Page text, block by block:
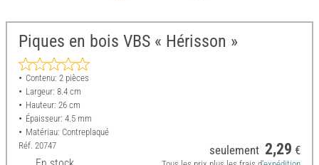
Piques en bois VBS « Hérisson »
Contenu: 2 pièces
Largeur: 8.4 cm
Hauteur: 26 cm
Épaisseur: 4.5 mm
Matériau: Contreplaqué
Réf. 20747 seulement 2,29 €